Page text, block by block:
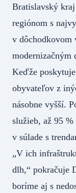
Bratislavský
regiónom s
v dôchodkovom
modernizačným
Keďže
obyvateľov z
násobne vyšší.
služieb, až 95
v súlade s
„V ich
dlh,“ pokračuje
boríme aj s